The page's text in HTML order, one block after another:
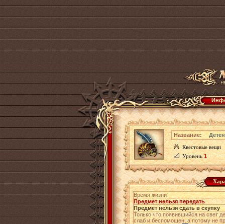
Название:
Квестовые вещи
Уровень1
Время жизни
Предмет нельзя передать
Предмет нельзя сдать в скупку
Только что появившийся на
слаб и беспомощен, а потому не